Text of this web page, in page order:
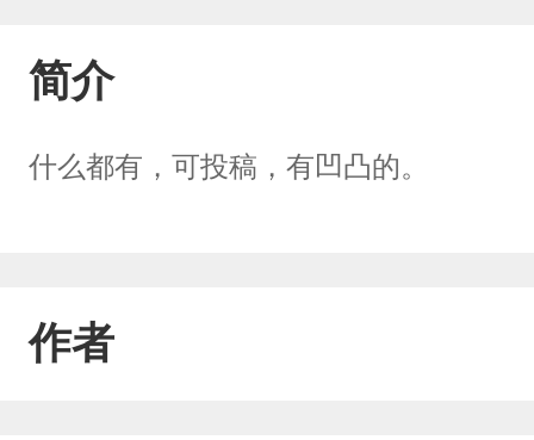
简介
什么都有，可投稿，有凹凸的。
作者